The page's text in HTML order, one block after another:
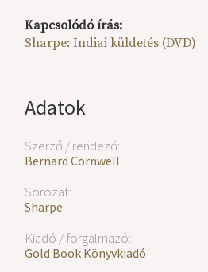
Adatok
Szerző / rendező:
Bernard Cornwell
Sorozat:
Sharpe
Kiadó / forgalmazó:
Gold Book Könyvkiadó
Kapcsolódó írás:
Sharpe: Indiai küldetés (DVD)